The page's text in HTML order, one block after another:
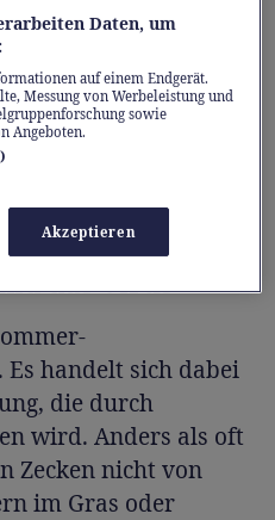
deklariert.
kann man sich
Martina Gisler
der Herti Apotheke
erklärt
das Virus
handelt sich dabei
die durch
wird. Anders als oft
Zecken nicht von
im Gras oder
Daten, um
auf einem Endgerät.
Messung von Werbeleistung und
sowie
Angeboten.
Akzeptieren